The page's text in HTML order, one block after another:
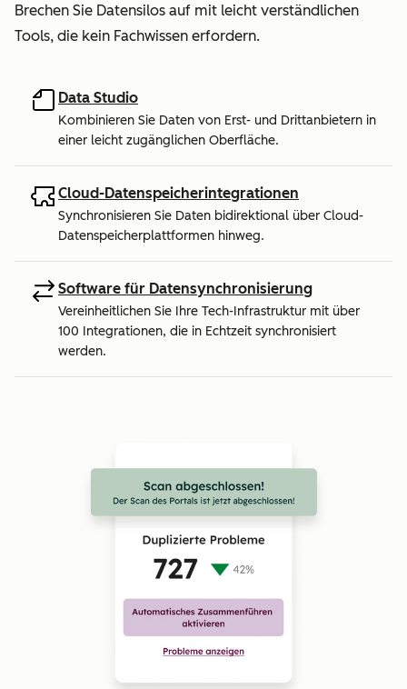
Brechen Sie Datensilos auf mit leicht verständlichen
Tools, die kein Fachwissen erfordern.
Data Studio
Kombinieren Sie Daten von Erst- und Drittanbietern in
einer leicht zugänglichen Oberfläche.
Cloud-Datenspeicherintegrationen
Synchronisieren Sie Daten bidirektional über Cloud-
Datenspeicherplattformen hinweg.
Software für Datensynchronisierung
Vereinheitlichen Sie Ihre Tech-Infrastruktur mit über
100 Integrationen, die in Echtzeit synchronisiert
werden.